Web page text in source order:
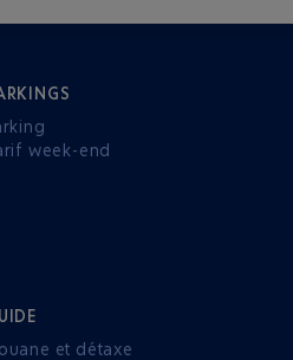
week-end
et détaxe